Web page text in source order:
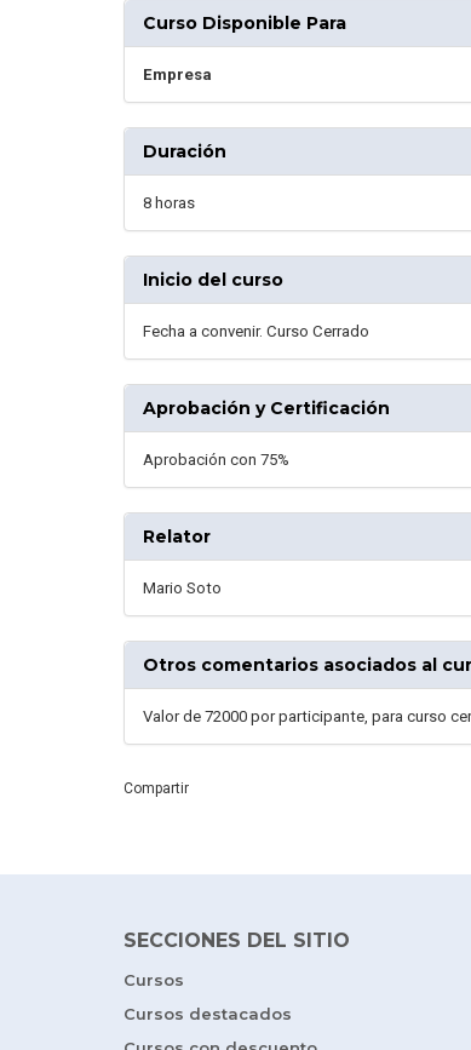
Curso Disponible Para
Empresa
Duración
8 horas
Inicio del curso
Fecha a convenir. Curso Cerrado
Aprobación y Certificación
Aprobación con 75%
Relator
Mario Soto
Otros comentarios asociados al
Valor de 72000 por participante, para curso
Compartir
SECCIONES DEL SITIO
Cursos
Cursos destacados